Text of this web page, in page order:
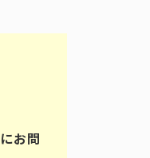
にお問